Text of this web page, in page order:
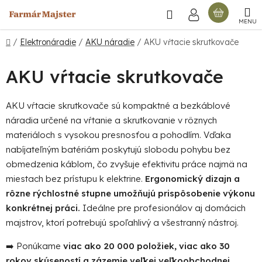
na
obsah
Hľadať
Domov
/ Elektronáradie / AKU náradie / AKU vŕtacie skrutkovače
AKU vŕtacie skrutkovače
AKU vŕtacie skrutkovače sú kompaktné a bezkáblové
náradia určené na vŕtanie a skrutkovanie v rôznych
materiáloch s vysokou presnosťou a pohodlím. Vďaka
nabíjateľným batériám poskytujú slobodu pohybu bez
obmedzenia káblom, čo zvyšuje efektivitu práce najmä na
miestach bez prístupu k elektrine. Ergonomický dizajn a
rôzne rýchlostné stupne umožňujú prispôsobenie výkonu
konkrétnej práci. Ideálne pre profesionálov aj domácich
majstrov, ktorí potrebujú spoľahlivý a všestranný nástroj.
➡️ Ponúkame viac ako 20 000 položiek, viac ako 30